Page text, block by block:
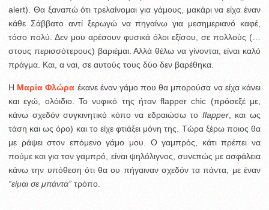
alert). Θα ξαναπώ ότι τρελαίνομαι για γάμους, μακάρι να είχα έναν
κάθε Σάββατο αντί ξερωγώ να πηγαίνω για μεσημεριανό καφέ,
τόσο πολύ. Δεν μου αρέσουν φυσικά όλοι εξίσου, σε πολλούς (…
στους περισσότερους) βαριέμαι. Αλλά θέλω να γίνονται, είναι καλό
πράγμα. Και, α ναι, σε αυτούς τους δύο δεν βαρέθηκα.
Η Μαρία Φλώρα έκανε έναν γάμο που θα μπορούσα να είχα κάνει
και εγώ, ολόιδιο. Το νυφικό της ήταν flapper chic (πρόσεξέ με,
κάνω σχεδόν συγκινητικό κόπο να εδραιώσω το flapper, και ως
τάση και ως όρο) και το είχε φτιάξει μόνη της. Τώρα ξέρω ποιος θα
με ράψει στον επόμενο γάμο μου. O γαμπρός, κάτι πρέπει να
πούμε και για τον γαμπρό, είναι ψηλόλιγνος, συνεπώς με ασφάλεια
κάνω την υπόθεση ότι θα ου πήγαιναν σχεδόν τα πάντα, με έναν
“είμαι σε μπάντα” τρόπο.